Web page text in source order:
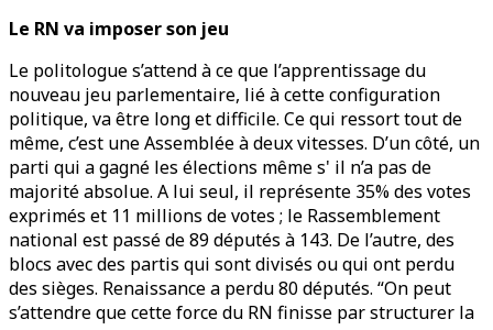
Le RN va imposer son jeu
Le politologue s’attend à ce que l’apprentissage du
nouveau jeu parlementaire, lié à cette configuration
politique, va être long et difficile. Ce qui ressort tout de
même, c’est une Assemblée à deux vitesses. D’un côté, un
parti qui a gagné les élections même s' il n’a pas de
majorité absolue. A lui seul, il représente 35% des votes
exprimés et 11 millions de votes ; le Rassemblement
national est passé de 89 députés à 143. De l’autre, des
blocs avec des partis qui sont divisés ou qui ont perdu
des sièges. Renaissance a perdu 80 députés. “On peut
s’attendre que cette force du RN finisse par structurer la